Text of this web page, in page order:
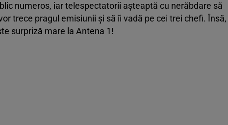
numeros, iar telespectatorii așteaptă cu nerăbdare să
trece pragul emisiunii și să îi vadă pe cei trei chefi. Însă,
surpriză mare la Antena 1!